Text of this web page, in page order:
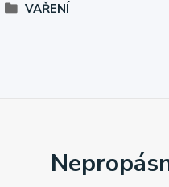
VAŘENÍ